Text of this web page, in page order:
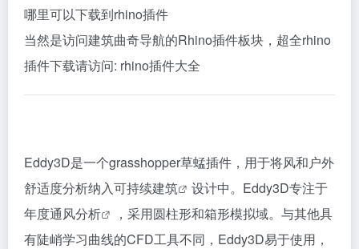
哪里可以下载到rhino插件
当然是访问建筑曲奇导航的Rhino插件板块，超全rhino
插件下载请访问: rhino插件大全
Eddy3D是一个grasshopper草蜢插件，用于将风和户外
舒适度分析纳入可持续建筑
设计中。Eddy3D专注于
年度通风分析
，采用圆柱形和箱形模拟域。与其他具
有陡峭学习曲线的CFD工具不同，Eddy3D易于使用，